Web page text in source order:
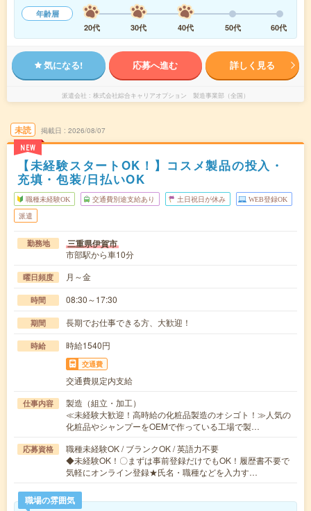
年齢層
20代
30代 40代 50代 60代
気になる! 応募へ進む 詳しく見る
派遣会社 株式会社綜合キャリアオプション 製造事業部（全国）
未読
NEW
掲載日 2026/08/07
【未経験スタートOK！】コスメ製品の投入・
充填・包装/日払いOK
職種未経験OK 交通費別途支給あり 土日祝日が休み WEB登録OK
派遣
勤務地 三重県伊賀市
市部駅から車10分
曜日頻度 月～金
時間 08:30～17:30
期間 長期でお仕事できる方、大歓迎！
時給 時給1540円
交通費
交通費規定内支給
仕事内容
製造（組立・加工）
≪未経験大歓迎！高時給の化粧品製造のオシゴト！≫人気の
化粧品やシャンプーをOEMで作っている工場で製…
応募資格
職種未経験OK / ブランクOK / 英語力不要
◆未経験OK！〇まずは事前登録だけでもOK！履歴書不要で
気軽にオンライン登録★氏名・職種などを入力す…
職場の雰囲気